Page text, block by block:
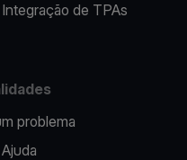
de TPAs
problema